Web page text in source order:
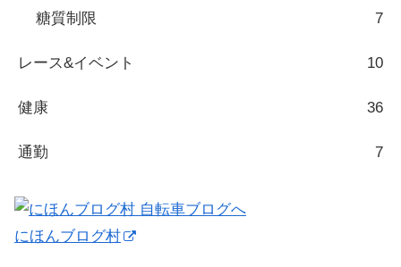
糖質制限 7
レース&イベント 10
健康 36
通勤 7
にほんブログ村